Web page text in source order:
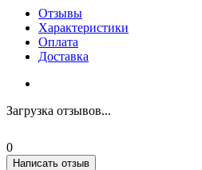
Отзывы
Характеристики
Оплата
Доставка
Загрузка отзывов...
0
Написать отзыв